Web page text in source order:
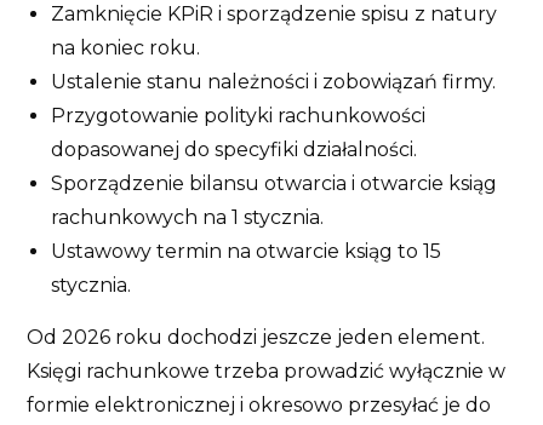
Zamknięcie KPiR i sporządzenie spisu z natury
na koniec roku.
Ustalenie stanu należności i zobowiązań firmy.
Przygotowanie polityki rachunkowości
dopasowanej do specyfiki działalności.
Sporządzenie bilansu otwarcia i otwarcie ksiąg
rachunkowych na 1 stycznia.
Ustawowy termin na otwarcie ksiąg to 15
stycznia.
Od 2026 roku dochodzi jeszcze jeden element.
Księgi rachunkowe trzeba prowadzić wyłącznie w
formie elektronicznej i okresowo przesyłać je do